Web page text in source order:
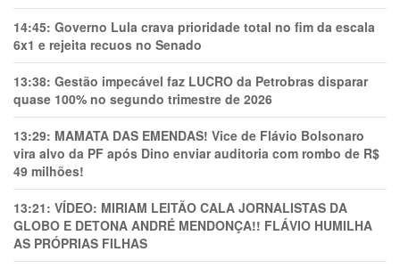
14:45: Governo Lula crava prioridade total no fim da escala
6x1 e rejeita recuos no Senado
13:38: Gestão impecável faz LUCRO da Petrobras disparar
quase 100% no segundo trimestre de 2026
13:29: MAMATA DAS EMENDAS! Vice de Flávio Bolsonaro
vira alvo da PF após Dino enviar auditoria com rombo de R$
49 milhões!
13:21: VÍDEO: MIRIAM LEITÃO CALA JORNALISTAS DA
GLOBO E DETONA ANDRÉ MENDONÇA!! FLÁVIO HUMILHA
AS PRÓPRIAS FILHAS